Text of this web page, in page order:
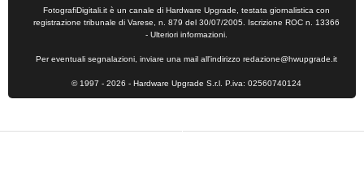
FotografiDigitali.it è un canale di Hardware Upgrade, testata giornalistica con
registrazione tribunale di Varese, n. 879 del 30/07/2005. Iscrizione ROC n. 13366
- Ulteriori informazioni.
Per eventuali segnalazioni, inviare una mail all'indirizzo redazione@hwupgrade.it
© 1997 - 2026 - Hardware Upgrade S.r.l. P.iva: 02560740124